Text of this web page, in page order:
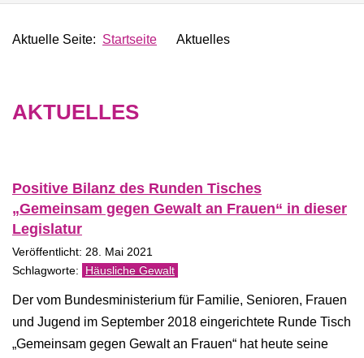
Aktuelle Seite: Startseite Aktuelles
AKTUELLES
Positive Bilanz des Runden Tisches
„Gemeinsam gegen Gewalt an Frauen“ in dieser
Legislatur
Veröffentlicht: 28. Mai 2021
Häusliche Gewalt
Der vom Bundesministerium für Familie, Senioren, Frauen
und Jugend im September 2018 eingerichtete Runde Tisch
„Gemeinsam gegen Gewalt an Frauen“ hat heute seine